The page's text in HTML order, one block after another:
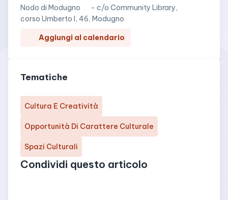
Nodo di Modugno - c/o Community Library,
corso Umberto I, 46, Modugno
Aggiungi al calendario
Tematiche
Cultura E Creatività
Opportunità Di Carattere Culturale
Spazi Culturali
Condividi questo articolo